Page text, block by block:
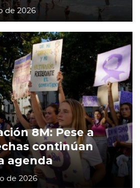
de 2026
8M: Pese a
continúan
agenda
de 2026